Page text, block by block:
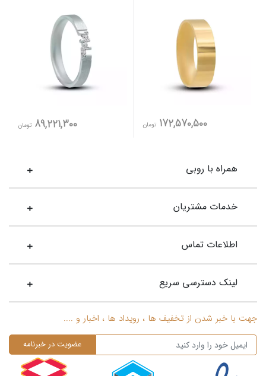
172,570,500 تومان 89,221,300 تومان
همراه با روبی
خدمات مشتریان
اطلاعات تماس
لینک دسترسی سریع
جهت با خبر شدن از تخفیف ها ، رویداد ها ، اخبار و ....